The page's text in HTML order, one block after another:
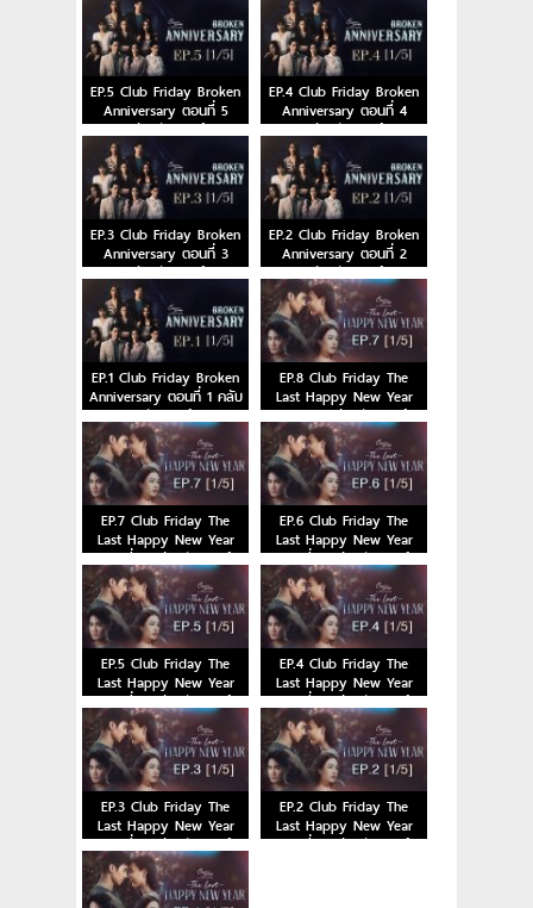
EP.5 Club Friday Broken
Anniversary ตอนที่ 5
คลับฟรายเดย์
EP.4 Club Friday Broken
Anniversary ตอนที่ 4
คลับฟรายเดย์
EP.3 Club Friday Broken
Anniversary ตอนที่ 3
คลับฟรายเดย์
EP.2 Club Friday Broken
Anniversary ตอนที่ 2
คลับฟรายเดย์
EP.1 Club Friday Broken
Anniversary ตอนที่ 1 คลับ
ฟรายเดย์
EP.8 Club Friday The
Last Happy New Year
ตอนจบ คลับฟรายเดย์
EP.7 Club Friday The
Last Happy New Year
ตอนที่ 7 คลับฟรายเดย์
EP.6 Club Friday The
Last Happy New Year
ตอนที่ 6 คลับฟรายเดย์
EP.5 Club Friday The
Last Happy New Year
ตอนที่ 5 คลับฟรายเดย์
EP.4 Club Friday The
Last Happy New Year
ตอนที่ 4 คลับฟรายเดย์
EP.3 Club Friday The
Last Happy New Year
ตอนที่ 3 คลับฟรายเดย์
EP.2 Club Friday The
Last Happy New Year
ตอนที่ 2 คลับฟรายเดย์